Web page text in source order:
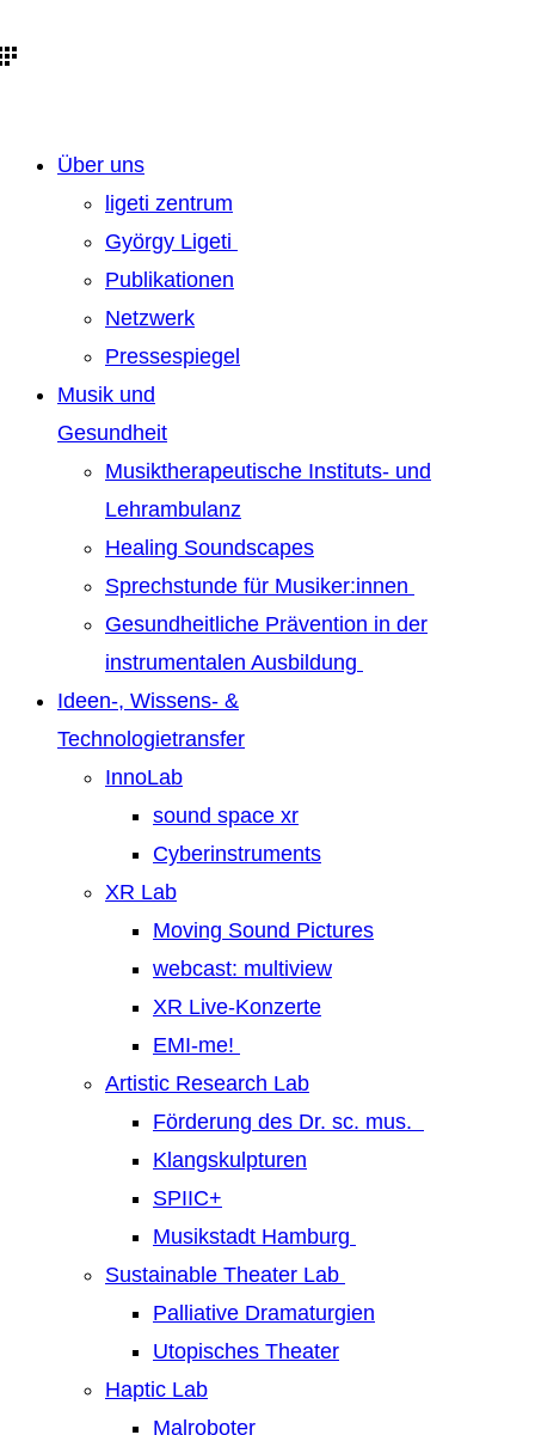
Über uns
ligeti zentrum
György Ligeti
Publikationen
Netzwerk
Pressespiegel
Musik und
Gesundheit
Musiktherapeutische Instituts- und
Lehrambulanz
Healing Soundscapes
Sprechstunde für Musiker:innen
Gesundheitliche Prävention in der
instrumentalen Ausbildung
Ideen-, Wissens- &
Technologietransfer
InnoLab
sound space xr
Cyberinstruments
XR Lab
Moving Sound Pictures
webcast: multiview
XR Live-Konzerte
EMI-me!
Artistic Research Lab
Förderung des Dr. sc. mus.
Klangskulpturen
SPIIC+
Musikstadt Hamburg
Sustainable Theater Lab
Palliative Dramaturgien
Utopisches Theater
Haptic Lab
Malroboter